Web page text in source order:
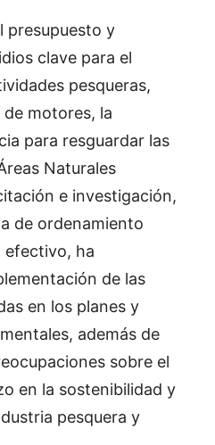
presupuesto y
clave para el
pesqueras,
motores, la
para resguardar las
Naturales
e investigación,
de ordenamiento
efectivo, ha
de las
en los planes y
además de
sobre el
en la sostenibilidad y
pesquera y